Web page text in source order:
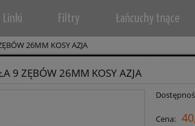
Linki Filtry Łańcuchy tnące
26MM KOSY AZJA
9 ZĘBÓW 26MM KOSY AZJA
Cena: